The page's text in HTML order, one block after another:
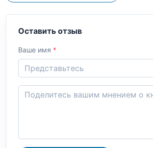
Оставить отзыв
Ваше имя *